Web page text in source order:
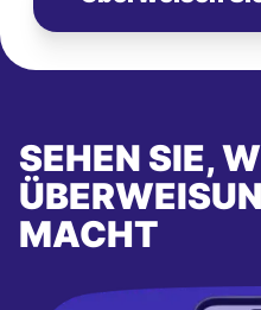
SEHEN SIE,
MACHT